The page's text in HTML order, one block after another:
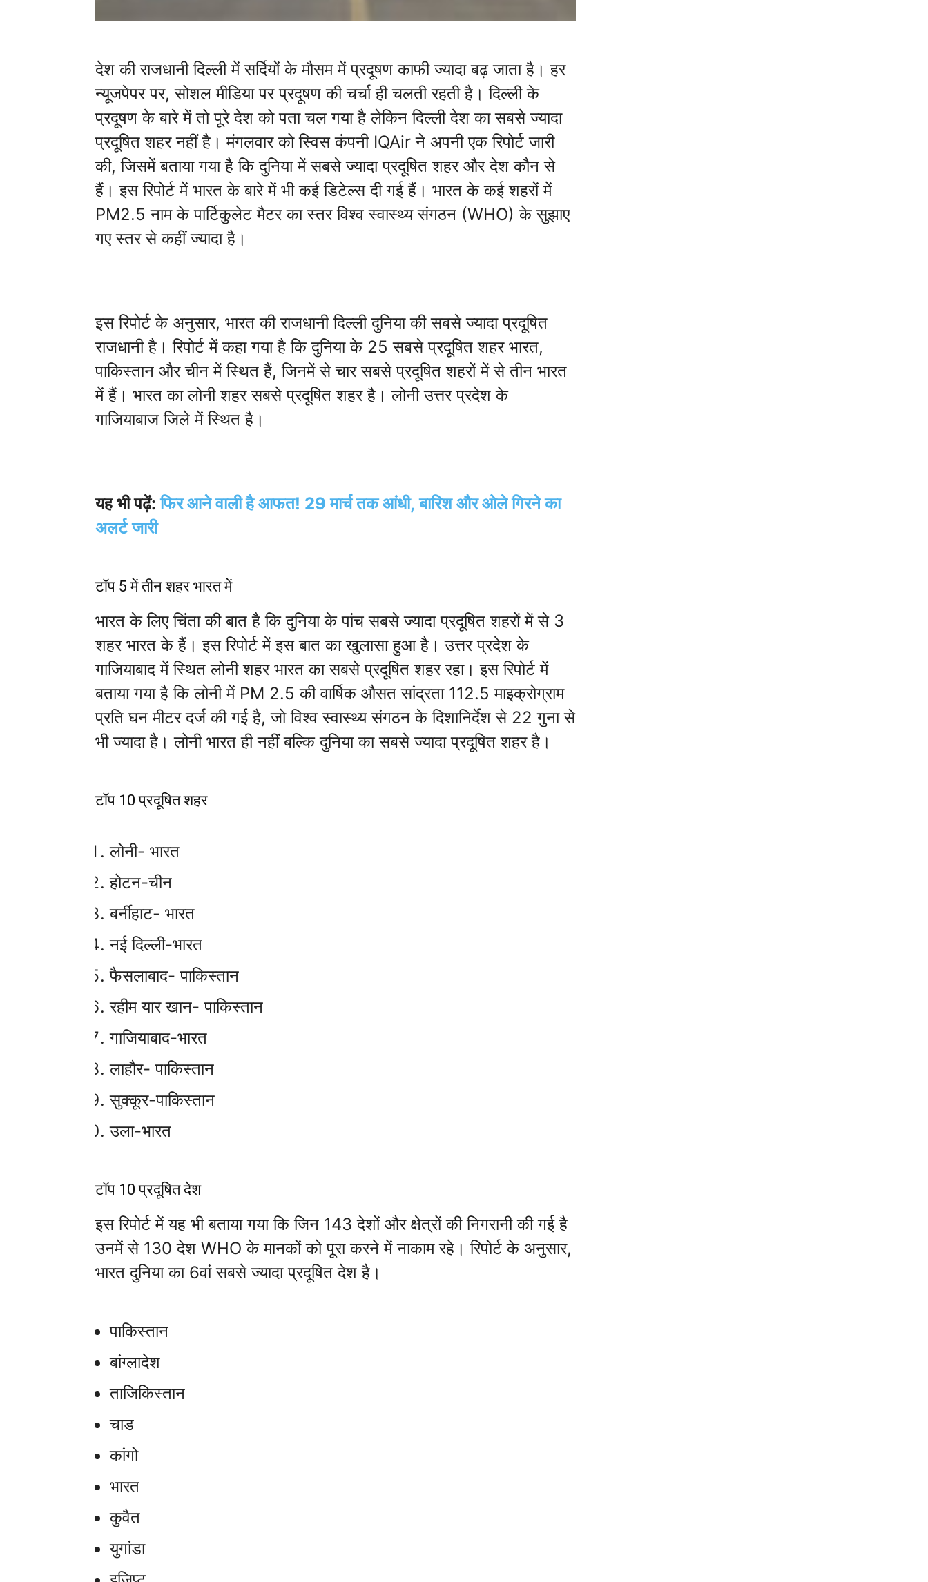
देश की राजधानी दिल्ली में सर्दियों के मौसम में प्रदूषण काफी ज्यादा बढ़ जाता है। हर
न्यूजपेपर पर, सोशल मीडिया पर प्रदूषण की चर्चा ही चलती रहती है। दिल्ली के
प्रदूषण के बारे में तो पूरे देश को पता चल गया है लेकिन दिल्ली देश का सबसे ज्यादा
प्रदूषित शहर नहीं है। मंगलवार को स्विस कंपनी IQAir ने अपनी एक रिपोर्ट जारी
की, जिसमें बताया गया है कि दुनिया में सबसे ज्यादा प्रदूषित शहर और देश कौन से
हैं। इस रिपोर्ट में भारत के बारे में भी कई डिटेल्स दी गई हैं। भारत के कई शहरों में
PM2.5 नाम के पार्टिकुलेट मैटर का स्तर विश्व स्वास्थ्य संगठन (WHO) के सुझाए
गए स्तर से कहीं ज्यादा है।
इस रिपोर्ट के अनुसार, भारत की राजधानी दिल्ली दुनिया की सबसे ज्यादा प्रदूषित
राजधानी है। रिपोर्ट में कहा गया है कि दुनिया के 25 सबसे प्रदूषित शहर भारत,
पाकिस्तान और चीन में स्थित हैं, जिनमें से चार सबसे प्रदूषित शहरों में से तीन भारत
में हैं। भारत का लोनी शहर सबसे प्रदूषित शहर है। लोनी उत्तर प्रदेश के
गाजियाबाज जिले में स्थित है।
यह भी पढ़ें:फिर आने वाली है आफत! 29 मार्च तक आंधी, बारिश और ओले गिरने का
अलर्ट जारी
टॉप 5 में तीन शहर भारत में
भारत के लिए चिंता की बात है कि दुनिया के पांच सबसे ज्यादा प्रदूषित शहरों में से 3
शहर भारत के हैं। इस रिपोर्ट में इस बात का खुलासा हुआ है। उत्तर प्रदेश के
गाजियाबाद में स्थित लोनी शहर भारत का सबसे प्रदूषित शहर रहा। इस रिपोर्ट में
बताया गया है कि लोनी में PM 2.5 की वार्षिक औसत सांद्रता 112.5 माइक्रोग्राम
प्रति घन मीटर दर्ज की गई है, जो विश्व स्वास्थ्य संगठन के दिशानिर्देश से 22 गुना से
भी ज्यादा है। लोनी भारत ही नहीं बल्कि दुनिया का सबसे ज्यादा प्रदूषित शहर है।
टॉप 10 प्रदूषित शहर
लोनी- भारत
होटन-चीन
बर्नीहाट- भारत
नई दिल्ली-भारत
फैसलाबाद- पाकिस्तान
रहीम यार खान- पाकिस्तान
गाजियाबाद-भारत
लाहौर- पाकिस्तान
सुक्कूर-पाकिस्तान
उला-भारत
टॉप 10 प्रदूषित देश
इस रिपोर्ट में यह भी बताया गया कि जिन 143 देशों और क्षेत्रों की निगरानी की गई है
उनमें से 130 देश WHO के मानकों को पूरा करने में नाकाम रहे। रिपोर्ट के अनुसार,
भारत दुनिया का 6वां सबसे ज्यादा प्रदूषित देश है।
पाकिस्तान
बांग्लादेश
ताजिकिस्तान
चाड
कांगो
भारत
कुवैत
युगांडा